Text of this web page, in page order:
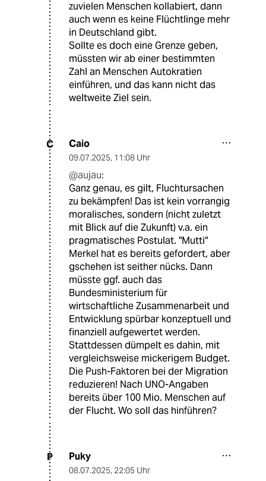
zuvielen Menschen kollabiert, dann
auch wenn es keine Flüchtlinge mehr
in Deutschland gibt.
Sollte es doch eine Grenze geben,
müssten wir ab einer bestimmten
Zahl an Menschen Autokratien
einführen, und das kann nicht das
weltweite Ziel sein.
C Caio
09.07.2025, 11:08 Uhr
@aujau:
Ganz genau, es gilt, Fluchtursachen
zu bekämpfen! Das ist kein vorrangig
moralisches, sondern (nicht zuletzt
mit Blick auf die Zukunft) v.a. ein
pragmatisches Postulat. "Mutti"
Merkel hat es bereits gefordert, aber
gschehen ist seither nücks. Dann
müsste ggf. auch das
Bundesministerium für
wirtschaftliche Zusammenarbeit und
Entwicklung spürbar konzeptuell und
finanziell aufgewertet werden.
Stattdessen dümpelt es dahin, mit
vergleichsweise mickerigem Budget.
Die Push-Faktoren bei der Migration
reduzieren! Nach UNO-Angaben
bereits über 100 Mio. Menschen auf
der Flucht. Wo soll das hinführen?
P Puky
08.07.2025, 22:05 Uhr